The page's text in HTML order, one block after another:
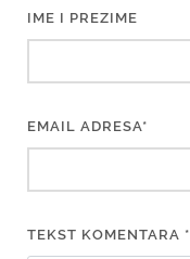
IME I PREZIME
EMAIL ADRESA*
TEKST KOMENTARA *